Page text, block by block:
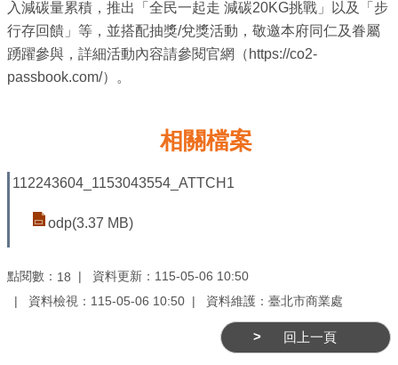
資
訊
線
公
業
登
入減碳量累積，推出「全民一起走 減碳20KG挑戰」以及「步
行存回饋」等，並搭配抽獎/兌獎活動，敬邀本府同仁及眷屬
踴躍參與，詳細活動內容請參閱官網（https://co2-
passbook.com/）。
相關檔案
112243604_1153043554_ATTCH1
odp(3.37 MB)
點閱數： 18
資料更新：115-05-06 10:50
資料檢視：115-05-06 10:50
資料維護：臺北市商業處
回上一頁